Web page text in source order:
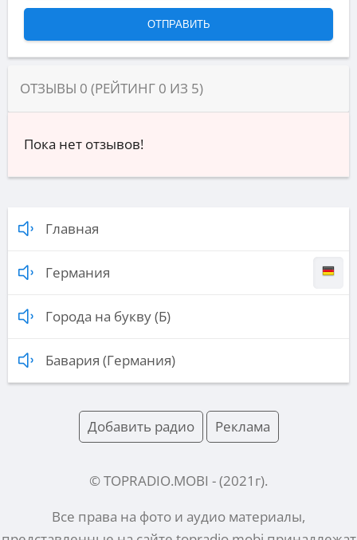
ОТЗЫВЫ 0 (РЕЙТИНГ 0 ИЗ 5)
Пока нет отзывов!
Главная
Германия
Города на букву (Б)
Бавария (Германия)
Добавить радио Реклама
© TOPRADIO.MOBI - (2021 г).
Все права на фото и аудио материалы,